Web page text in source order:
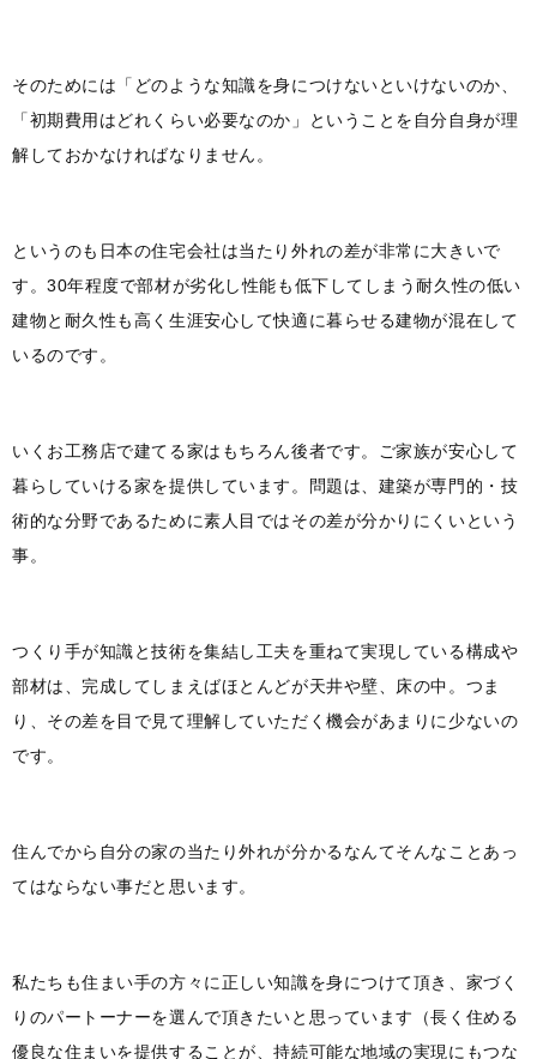
そのためには「どのような知識を身につけないといけないのか、
「初期費用はどれくらい必要なのか」ということを自分自身が理
解しておかなければなりません。
というのも日本の住宅会社は当たり外れの差が非常に大きいで
す。30年程度で部材が劣化し性能も低下してしまう耐久性の低い
建物と耐久性も高く生涯安心して快適に暮らせる建物が混在して
いるのです。
いくお工務店で建てる家はもちろん後者です。ご家族が安心して
暮らしていける家を提供しています。問題は、建築が専門的・技
術的な分野であるために素人目ではその差が分かりにくいという
事。
つくり手が知識と技術を集結し工夫を重ねて実現している構成や
部材は、完成してしまえばほとんどが天井や壁、床の中。つま
り、その差を目で見て理解していただく機会があまりに少ないの
です。
住んでから自分の家の当たり外れが分かるなんてそんなことあっ
てはならない事だと思います。
私たちも住まい手の方々に正しい知識を身につけて頂き、家づく
りのパートーナーを選んで頂きたいと思っています（長く住める
優良な住まいを提供することが、持続可能な地域の実現にもつな